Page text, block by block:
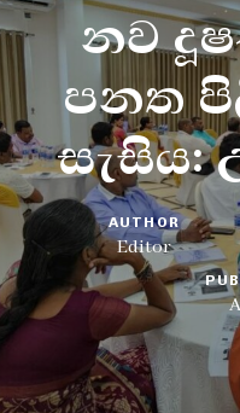
නව
පනත
සැසිය:
AUTHOR
Editor